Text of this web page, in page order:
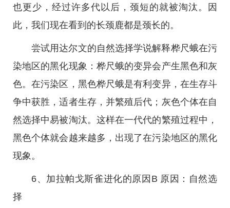
也更少，经过许多代以后，颈短的就被淘汰。因
此，我们现在看到的长颈鹿都是颈长的。
尝试用达尔文的自然选择学说解释桦尺蛾在污
染地区的黑化现象：桦尺蛾的变异会产生黑色和灰
色。在污染区，黑色桦尺蛾是有利变异，在生存斗
争中获胜，适者生存，并繁殖后代；灰色个体在自
然选择中易被淘汰。这样在一代代的繁殖过程中，
黑色个体就会越来越多，出现了在污染地区的黑化
现象。
6、加拉帕戈斯雀进化的原因B 原因：自然选
择